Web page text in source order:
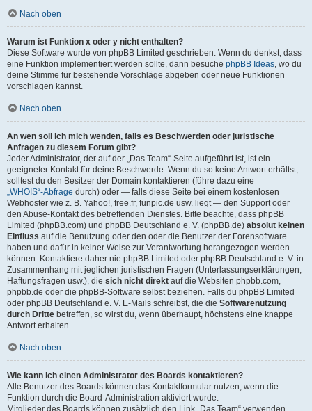
Nach oben
Warum ist Funktion x oder y nicht enthalten?
Diese Software wurde von phpBB Limited geschrieben. Wenn du denkst, dass
eine Funktion implementiert werden sollte, dann besuche phpBB Ideas, wo du
deine Stimme für bestehende Vorschläge abgeben oder neue Funktionen
vorschlagen kannst.
Nach oben
An wen soll ich mich wenden, falls es Beschwerden oder juristische
Anfragen zu diesem Forum gibt?
Jeder Administrator, der auf der „Das Team“-Seite aufgeführt ist, ist ein
geeigneter Kontakt für deine Beschwerde. Wenn du so keine Antwort erhältst,
solltest du den Besitzer der Domain kontaktieren (führe dazu eine
„WHOIS“-Abfrage durch) oder — falls diese Seite bei einem kostenlosen
Webhoster wie z. B. Yahoo!, free.fr, funpic.de usw. liegt — den Support oder
den Abuse-Kontakt des betreffenden Dienstes. Bitte beachte, dass phpBB
Limited (phpBB.com) und phpBB Deutschland e. V. (phpBB.de) absolut keinen
Einfluss auf die Benutzung oder den oder die Benutzer der Forensoftware
haben und dafür in keiner Weise zur Verantwortung herangezogen werden
können. Kontaktiere daher nie phpBB Limited oder phpBB Deutschland e. V. in
Zusammenhang mit jeglichen juristischen Fragen (Unterlassungserklärungen,
Haftungsfragen usw.), die sich nicht direkt auf die Websiten phpbb.com,
phpbb.de oder die phpBB-Software selbst beziehen. Falls du phpBB Limited
oder phpBB Deutschland e. V. E-Mails schreibst, die die Softwarenutzung
durch Dritte betreffen, so wirst du, wenn überhaupt, höchstens eine knappe
Antwort erhalten.
Nach oben
Wie kann ich einen Administrator des Boards kontaktieren?
Alle Benutzer des Boards können das Kontaktformular nutzen, wenn die
Funktion durch die Board-Administration aktiviert wurde.
Mitglieder des Boards können zusätzlich den Link „Das Team“ verwenden.